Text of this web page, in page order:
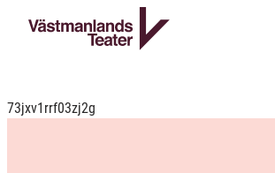
73jxv1rrf03zj2g